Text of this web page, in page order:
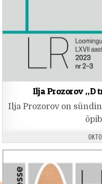
Ilja Prozorov „D
Ilja Prozorov on